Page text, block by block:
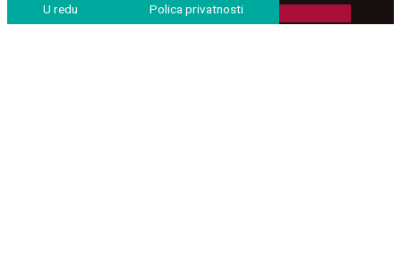
U redu
Polica privatnosti